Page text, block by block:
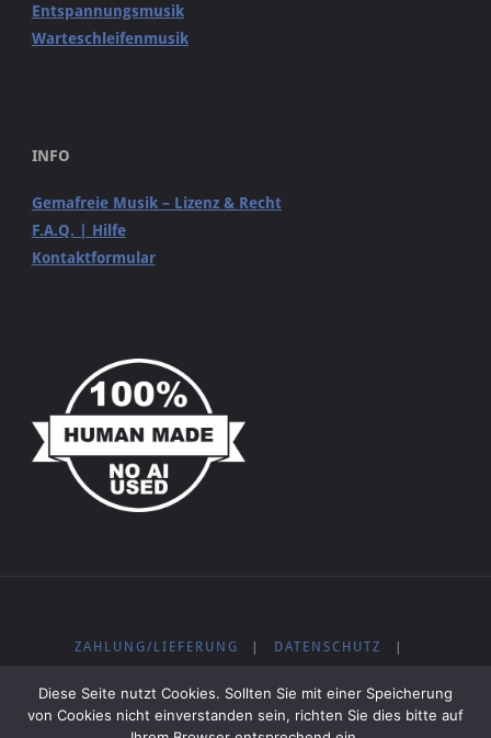
Entspannungsmusik
Warteschleifenmusik
INFO
Gemafreie Musik – Lizenz & Recht
F.A.Q. | Hilfe
Kontaktformular
ZAHLUNG/LIEFERUNG | DATENSCHUTZ
|
KOSTENLOSE MUSIK
Diese Seite nutzt Cookies. Sollten Sie mit einer Speicherung
von Cookies nicht einverstanden sein, richten Sie dies bitte auf